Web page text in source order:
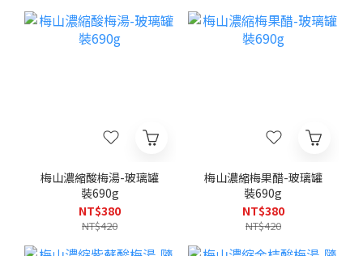
梅山濃縮酸梅湯-玻璃罐
裝690g
NT$380
NT$420
梅山濃縮梅果醋-玻璃罐
裝690g
NT$380
NT$420